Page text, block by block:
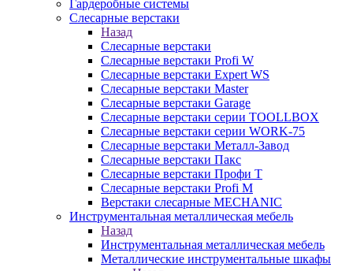
Гардеробные системы
Слесарные верстаки
Назад
Слесарные верстаки
Слесарные верстаки Profi W
Слесарные верстаки Expert WS
Слесарные верстаки Master
Слесарные верстаки Garage
Слесарные верстаки серии TOOLLBOX
Слесарные верстаки серии WORK-75
Слесарные верстаки Металл-Завод
Слесарные верстаки Пакс
Слесарные верстаки Профи Т
Слесарные верстаки Profi M
Верстаки слесарные MECHANIC
Инструментальная металлическая мебель
Назад
Инструментальная металлическая мебель
Металлические инструментальные шкафы